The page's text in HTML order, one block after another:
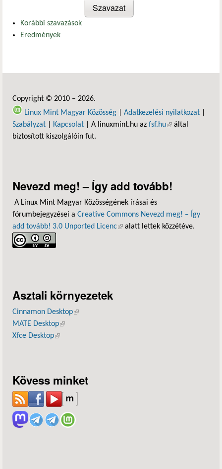
Korábbi szavazások
Eredmények
Copyright © 2010 – 2026.
Linux Mint Magyar Közösség
Adatkezelési nyilatkozat
Szabályzat
Kapcsolat | A linuxmint.hu az fsf.hu(külső hivatkozás)
által
biztosított kiszolgálóin fut.
Nevezd meg! – Így add tovább!
A Linux Mint Magyar Közösségének írásai és
fórumbejegyzései a Creative Commons Nevezd meg! – Így
add tovább! 3.0 Unported Licenc(külső hivatkozás)
alatt lettek közzétéve.
Asztali környezetek
Cinnamon Desktop(külső hivatkozás)
MATE Desktop(külső hivatkozás)
Xfce Desktop(külső hivatkozás)
Kövess minket